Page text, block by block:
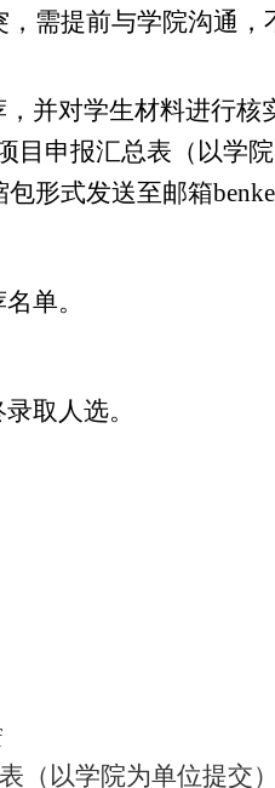
需提前与学院沟通，
并对学生材料进行核
目申报汇总表（以学
形式发送至邮箱
单。
取人选。
（以学院为单位提交